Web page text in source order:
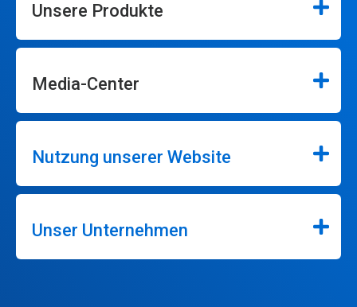
Unsere Produkte
Media-Center
Nutzung unserer Website
Unser Unternehmen